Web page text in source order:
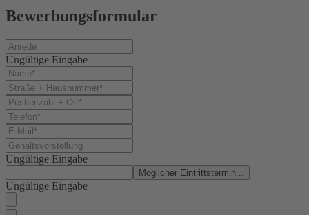
Bewerbungsformular
Ungültige Eingabe
Ungültige Eingabe
Möglicher Eintrittstermin...
Ungültige Eingabe